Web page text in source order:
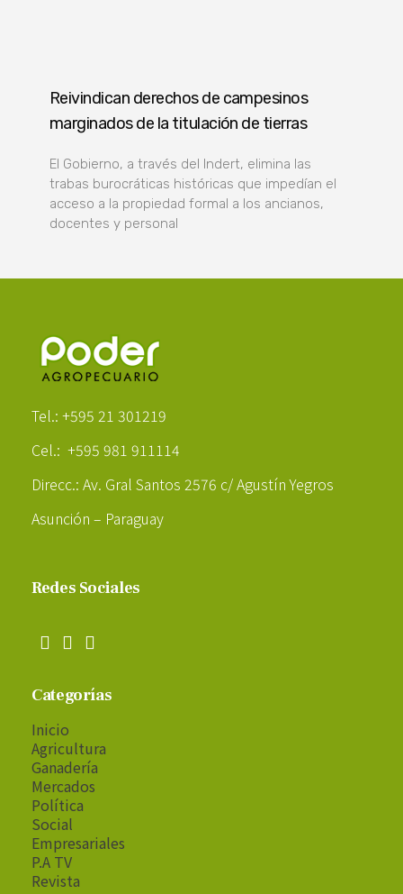
Reivindican derechos de campesinos
marginados de la titulación de tierras
El Gobierno, a través del Indert, elimina las
trabas burocráticas históricas que impedían el
acceso a la propiedad formal a los ancianos,
docentes y personal
Tel.: +595 21 301219
Cel.: +595 981 911114
Direcc.: Av. Gral Santos 2576 c/ Agustín Yegros
Asunción – Paraguay
Redes Sociales
Categorías
Inicio
Agricultura
Ganadería
Mercados
Política
Social
Empresariales
P.A TV
Revista